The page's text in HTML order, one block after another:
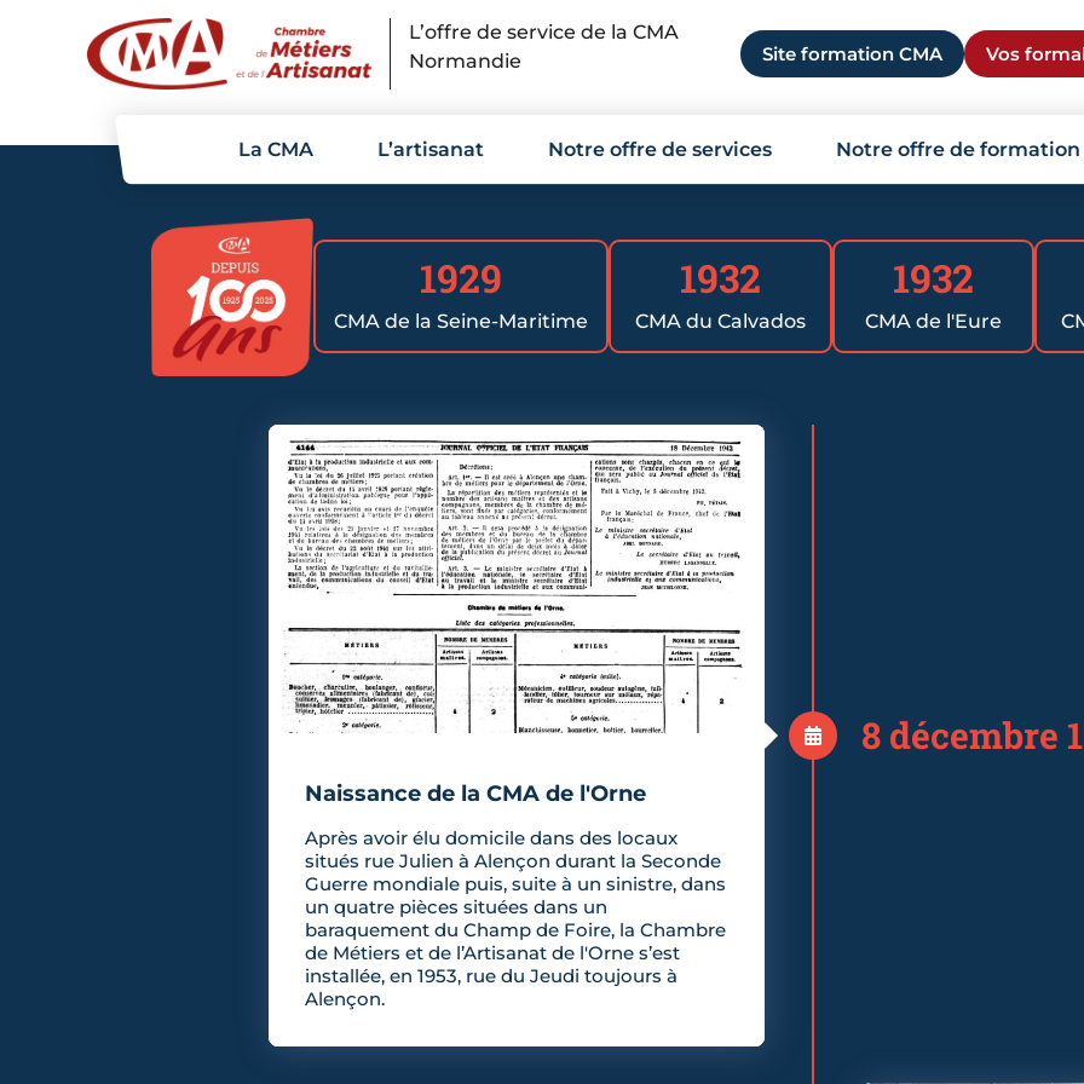
L’offre de service de la CMA
Normandie
Site formation CMA Vos
La CMA L’artisanat Notre offre de services Notre offre de formation
1929
CMA de la Seine-Maritime
1932
CMA du Calvados
1932
CMA de l'Eure
Naissance de la CMA de l'Orne
Après avoir élu domicile dans des locaux
situés rue Julien à Alençon durant la Seconde
Guerre mondiale puis, suite à un sinistre, dans
un quatre pièces situées dans un
baraquement du Champ de Foire, la Chambre
de Métiers et de l’Artisanat de l'Orne s’est
installée, en 1953, rue du Jeudi toujours à
Alençon.
8 décembre
Panneau de gestion des cookies